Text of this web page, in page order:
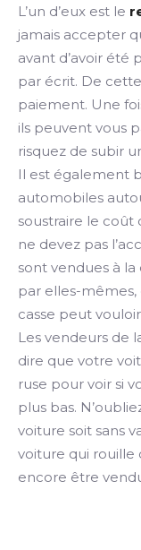
L’un d’eux est le
jamais accepter
avant d’avoir été
par écrit. De
paiement. Une
ils peuvent vous
risquez de subir
Il est également
automobiles
soustraire le coût
ne devez pas
sont vendues à
par elles-
casse peut
Les vendeurs de
dire que votre
ruse pour voir si
plus bas.
voiture soit sans
voiture qui rouille
encore être